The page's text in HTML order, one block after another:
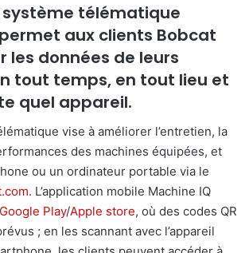
l
système télématique
aux clients Bobcat
les données de leurs
tout temps, en tout lieu et
quel appareil.
vise à améliorer l’entretien, la
des machines équipées, et
ou un ordinateur portable via le
L’application mobile Machine IQ
Google Play/Apple store, où des codes QR
; en les scannant avec l’appareil